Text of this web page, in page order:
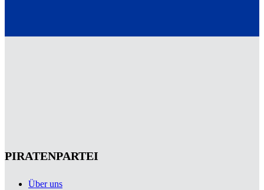
PIRATENPARTEI
Über uns